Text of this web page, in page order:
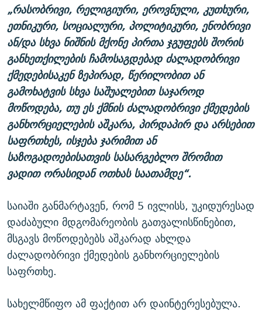
„რასობრივი, რელიგიური, ეროვნული, კუთხური,
ეთნიკური, სოციალური, პოლიტიკური, ენობრივი
ან/და სხვა ნიშნის მქონე პირთა ჯგუფებს შორის
განხეთქილების ჩამოსაგდებად ძალადობრივი
ქმედებისაკენ ზეპირად, წერილობით ან
გამოხატვის სხვა საშუალებით საჯაროდ
მოწოდება, თუ ეს ქმნის ძალადობრივი ქმედების
განხორციელების აშკარა, პირდაპირ და არსებით
საფრთხეს, ისჯება ჯარიმით ან
საზოგადოებისათვის სასარგებლო შრომით
ვადით ორასიდან ოთხას საათამდე“.
საიაში განმარტავენ, რომ 5 ივლისს, უკიდურესად
დაძაბული მდგომარეობის გათვალისწინებით,
მსგავს მოწოდებებს აშკარად ახლდა
ძალადობრივი ქმედების განხორციელების
საფრთხე.
სახელმწიფო ამ ფაქტით არ დაინტერესებულა.